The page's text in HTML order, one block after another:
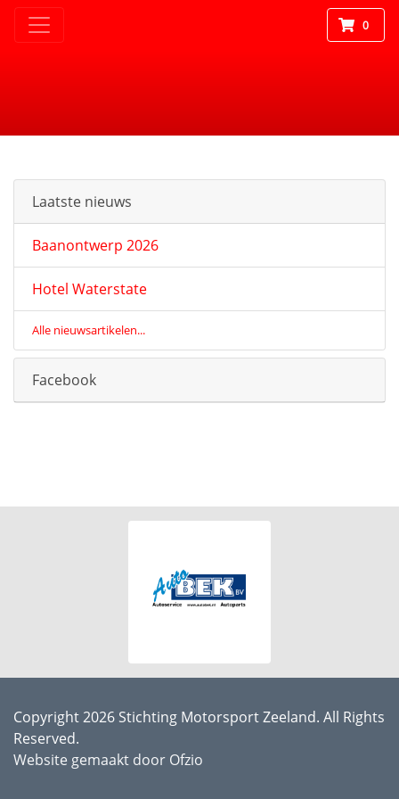
0
Laatste nieuws
Baanontwerp 2026
Hotel Waterstate
Alle nieuwsartikelen...
Facebook
Copyright 2026 Stichting Motorsport Zeeland. All Rights
Reserved.
Website gemaakt door Ofzio